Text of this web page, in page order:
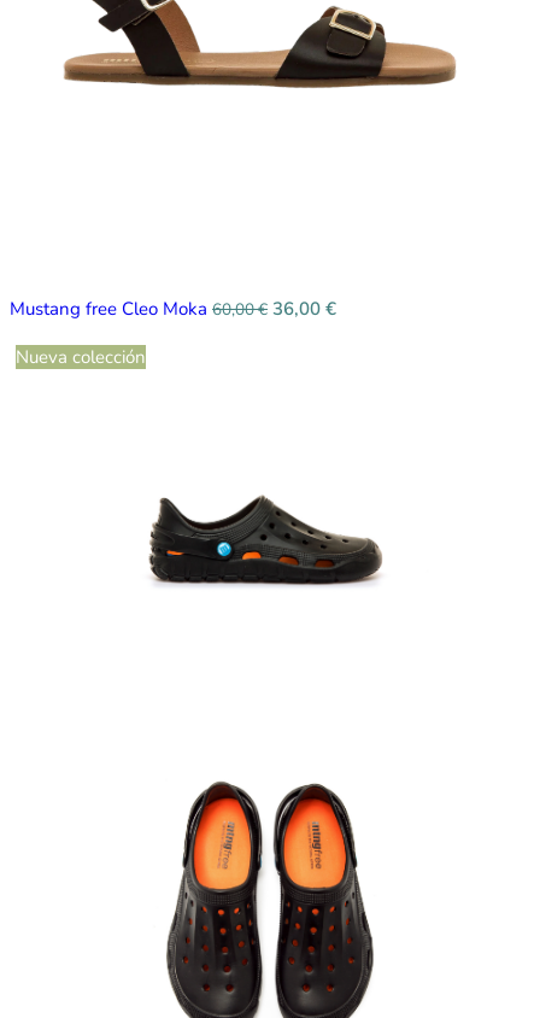
Mustang free Cleo Moka 60,00€ 36,00 €
Nueva colección